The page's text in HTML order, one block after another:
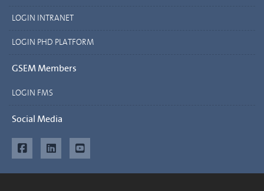
LOGIN INTRANET
LOGIN PHD PLATFORM
GSEM Members
LOGIN FMS
Social Media